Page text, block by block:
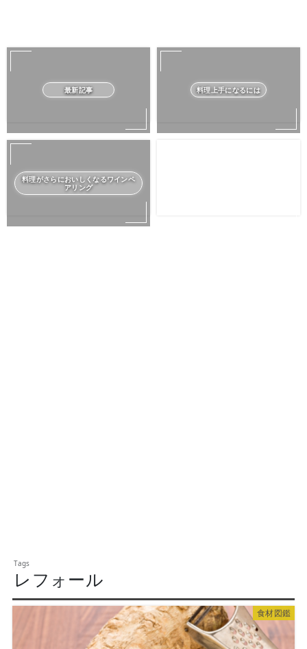
最新記事 料理上手になるには
料理がさらにおいしくなるワインペ
アリング
レフォール
食材図鑑